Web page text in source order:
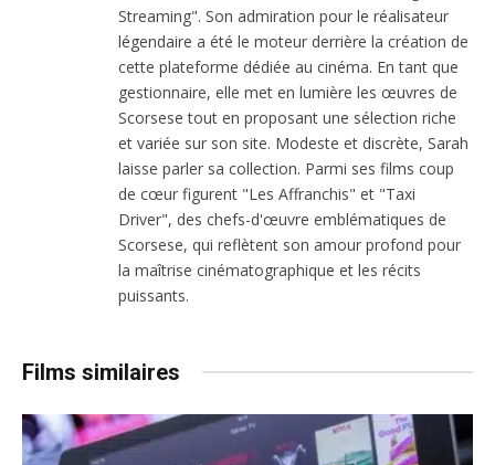
Streaming". Son admiration pour le réalisateur
légendaire a été le moteur derrière la création de
cette plateforme dédiée au cinéma. En tant que
gestionnaire, elle met en lumière les œuvres de
Scorsese tout en proposant une sélection riche
et variée sur son site. Modeste et discrète, Sarah
laisse parler sa collection. Parmi ses films coup
de cœur figurent "Les Affranchis" et "Taxi
Driver", des chefs-d'œuvre emblématiques de
Scorsese, qui reflètent son amour profond pour
la maîtrise cinématographique et les récits
puissants.
Films similaires